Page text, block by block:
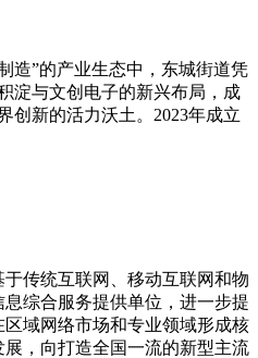
造”的产业生态中，东城街道凭
淀与文创电子的新兴布局，成
创新的活力沃土。2023年成立
传统互联网、移动互联网和物
综合服务提供单位，进一步提
域网络市场和专业领域形成核
，向打造全国一流的新型主流